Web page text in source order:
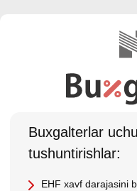
Buхgalterlar
tushuntirishlar:
EHF хavf darajasini